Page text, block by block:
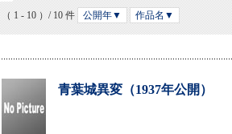
（ 1 - 10 ）/ 10 件 公開年▼ 作品名▼
青葉城異変（1937年公開）